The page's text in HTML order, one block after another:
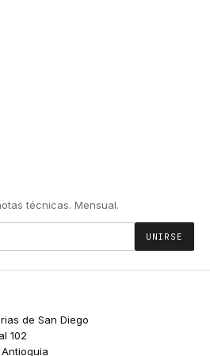
técnicas. Mensual.
UNIRSE
de San Diego
102